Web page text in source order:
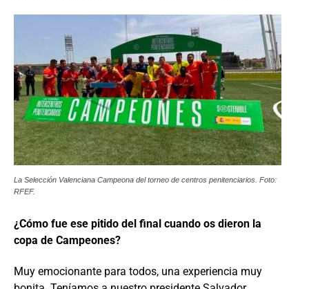
La Selección Valenciana Campeona del torneo de centros penitenciarios. Foto:
RFEF.
¿Cómo fue ese pitido del final cuando os dieron la
copa de Campeones?
Muy emocionante para todos, una experiencia muy